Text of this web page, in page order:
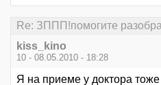
Re: ЗППП!помогите
kiss_kino
10 - 08.05.2010 - 18:28
Я на приеме у доктора